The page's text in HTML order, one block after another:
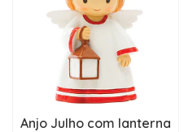
Anjo Julho com lanterna